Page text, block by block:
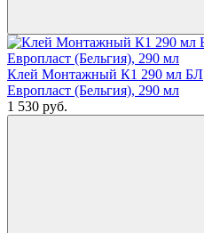
Клей Монтажный К1 290 мл БЛ
Европласт (Бельгия), 290 мл
1 530 руб.